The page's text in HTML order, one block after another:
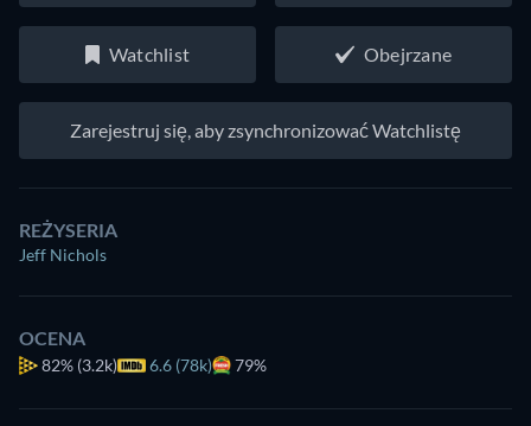
Watchlist Obejrzane
Zarejestruj się, aby zsynchronizować Watchlistę
REŻYSERIA
Jeff Nichols
OCENA
82% (3.2k) 6.6 (78k) 79%